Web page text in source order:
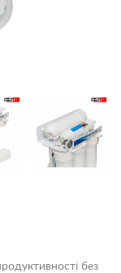
без